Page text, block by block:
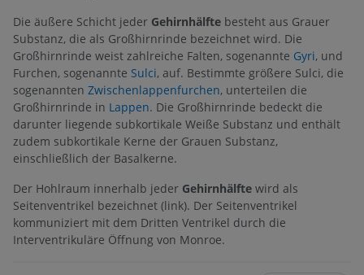
Die äußere Schicht jeder Gehirnhälfte besteht aus Grauer
Substanz, die als Großhirnrinde bezeichnet wird. Die
Großhirnrinde weist zahlreiche Falten, sogenannte Gyri, und
Furchen, sogenannte Sulci, auf. Bestimmte größere Sulci, die
sogenannten Zwischenlappenfurchen, unterteilen die
Großhirnrinde in Lappen. Die Großhirnrinde bedeckt die
darunter liegende subkortikale Weiße Substanz und enthält
zudem subkortikale Kerne der Grauen Substanz,
einschließlich der Basalkerne.
Der Hohlraum innerhalb jeder Gehirnhälfte wird als
Seitenventrikel bezeichnet (link). Der Seitenventrikel
kommuniziert mit dem Dritten Ventrikel durch die
Interventrikuläre Öffnung von Monroe.